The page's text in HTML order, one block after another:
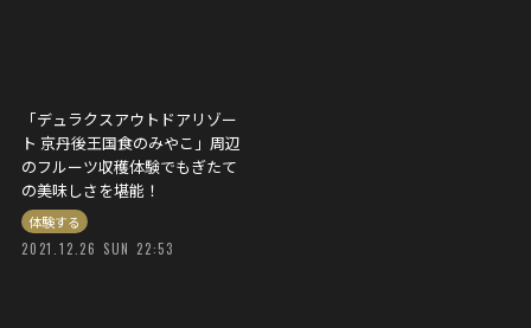
「デュラクスアウトドアリゾー
ト 京丹後王国食のみやこ」周辺
のフルーツ収穫体験でもぎたて
の美味しさを堪能！
体験する
2021.12.26 SUN 22:53